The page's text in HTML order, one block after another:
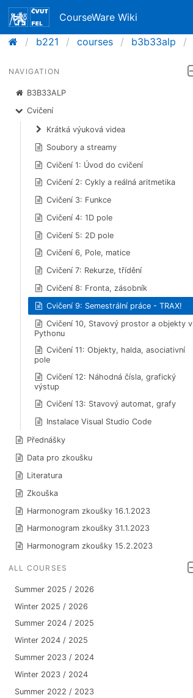
CourseWare Wiki
b221
courses b3b33alp
NAVIGATION
B3B33ALP
Cvičení
Krátká výuková videa
Soubory a streamy
Cvičení 1: Úvod do cvičení
Cvičení 2: Cykly a reálná aritmetika
Cvičení 3: Funkce
Cvičení 4: 1D pole
Cvičení 5: 2D pole
Cvičení 6, Pole, matice
Cvičení 7: Rekurze, třídění
Cvičení 8: Fronta, zásobník
Cvičení 9: Semestrální práce - TRAX!
Cvičení 10, Stavový prostor a objekty v
Pythonu
Cvičení 11: Objekty, halda, asociativní
pole
Cvičení 12: Náhodná čísla, grafický
výstup
Cvičení 13: Stavový automat, grafy
Instalace Visual Studio Code
Přednášky
Data pro zkoušku
Literatura
Zkouška
Harmonogram zkoušky 16.1.2023
Harmonogram zkoušky 31.1.2023
Harmonogram zkoušky 15.2.2023
ALL COURSES
Summer 2025 / 2026
Winter 2025 / 2026
Summer 2024 / 2025
Winter 2024 / 2025
Summer 2023 / 2024
Winter 2023 / 2024
Summer 2022 / 2023